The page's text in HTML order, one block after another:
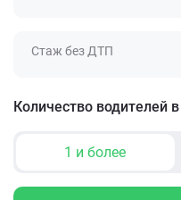
Стаж без ДТП
Количество водителей
1 и более